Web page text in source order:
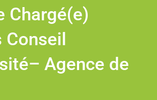
Chargé(e)
Conseil
Agence de